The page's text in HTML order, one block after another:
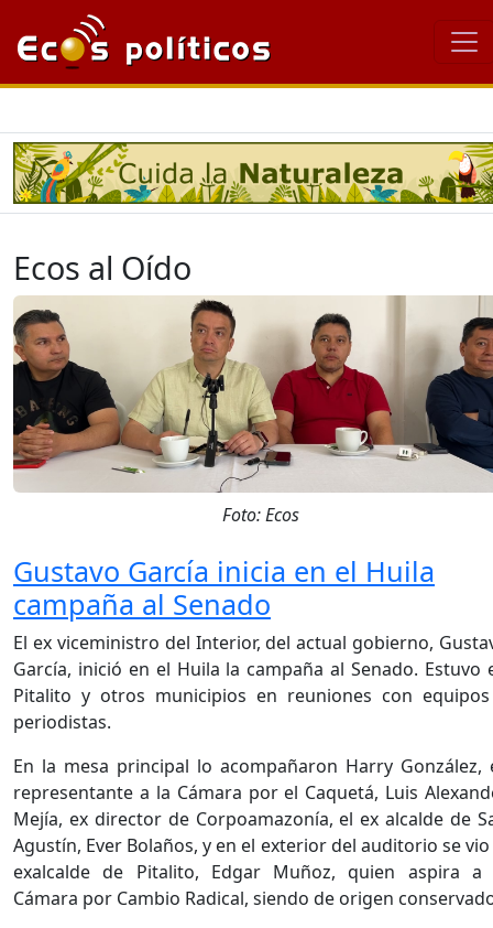
Ecos al Oído
Foto: Ecos
Gustavo García inicia en el Huila
campaña al Senado
El ex viceministro del Interior, del actual gobierno,
García, inició en el Huila la campaña al Senado. Estuvo
Pitalito y otros municipios en reuniones con
periodistas.
En la mesa principal lo acompañaron Harry González,
representante a la Cámara por el Caquetá, Luis
Mejía, ex director de Corpoamazonía, el ex alcalde de
Agustín, Ever Bolaños, y en el exterior del auditorio se vio
exalcalde de Pitalito, Edgar Muñoz, quien aspira a
Cámara por Cambio Radical, siendo de origen